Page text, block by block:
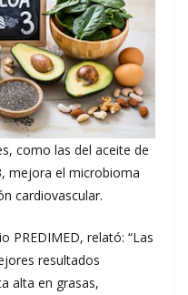
como las del aceite de
mejora el microbioma
cardiovascular.
PREDIMED, relató: “Las
resultados
alta en grasas,